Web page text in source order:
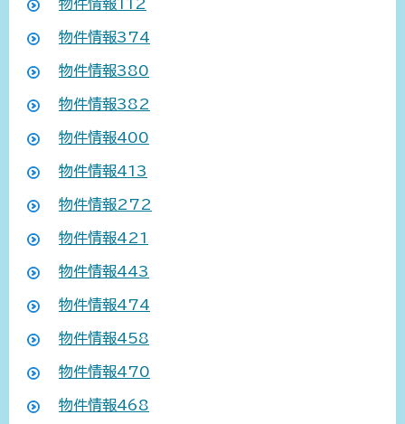
物件情報112
物件情報374
物件情報380
物件情報382
物件情報400
物件情報413
物件情報272
物件情報421
物件情報443
物件情報474
物件情報458
物件情報470
物件情報468